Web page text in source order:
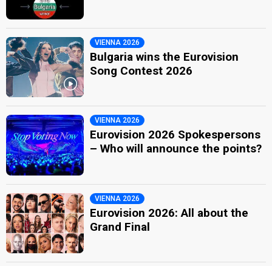
VIENNA 2026
Bulgaria wins the Eurovision
Song Contest 2026
VIENNA 2026
Eurovision 2026 Spokespersons
– Who will announce the points?
VIENNA 2026
Eurovision 2026: All about the
Grand Final